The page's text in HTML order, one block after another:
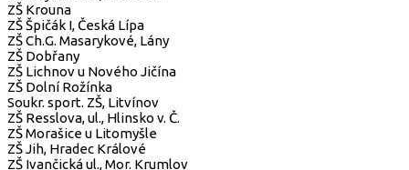
ZŠ Krouna
ZŠ Špičák I, Česká Lípa
ZŠ Ch.G. Masarykové, Lány
ZŠ Dobřany
ZŠ Lichnov u Nového Jičína
ZŠ Dolní Rožínka
Soukr. sport. ZŠ, Litvínov
ZŠ Resslova, ul., Hlinsko v. Č.
ZŠ Morašice u Litomyšle
ZŠ Jih, Hradec Králové
ZŠ Ivančická ul., Mor. Krumlov